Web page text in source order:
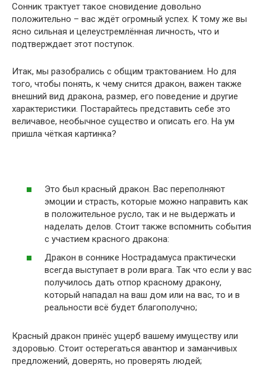
Сонник трактует такое сновидение довольно
положительно – вас ждёт огромный успех. К тому же вы
ясно сильная и целеустремлённая личность, что и
подтверждает этот поступок.
Итак, мы разобрались с общим трактованием. Но для
того, чтобы понять, к чему снится дракон, важен также
внешний вид дракона, размер, его поведение и другие
характеристики. Постарайтесь представить себе это
величавое, необычное существо и описать его. На ум
пришла чёткая картинка?
Это был красный дракон. Вас переполняют
эмоции и страсть, которые можно направить как
в положительное русло, так и не выдержать и
наделать делов. Стоит также вспомнить события
с участием красного дракона:
Дракон в соннике Нострадамуса практически
всегда выступает в роли врага. Так что если у вас
получилось дать отпор красному дракону,
который нападал на ваш дом или на вас, то и в
реальности всё будет благополучно;
Красный дракон принёс ущерб вашему имуществу или
здоровью. Стоит остерегаться авантюр и заманчивых
предложений, доверять, но проверять людей;